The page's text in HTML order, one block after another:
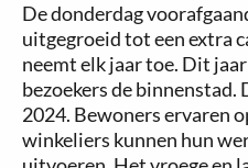
De donderdag
uitgegroeid tot een extra
neemt elk jaar toe. Dit
bezoekers de binnenstad.
2024. Bewoners ervaren
winkeliers kunnen hun